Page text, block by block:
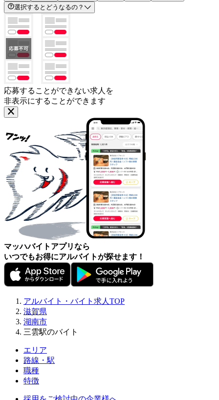
選択するとどうなるの？
応募することができない求人を
非表示にすることができます
マッハバイトアプリなら
いつでもお得にアルバイトが探せます！
アルバイト・バイト求人TOP
滋賀県
湖南市
三雲駅のバイト
エリア
路線・駅
職種
特徴